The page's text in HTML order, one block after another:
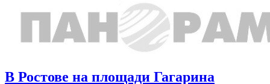
В Ростове на площади Гагарина